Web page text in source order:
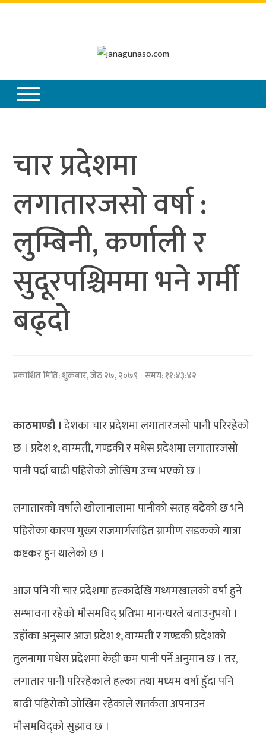
चार प्रदेशमा
लगातारजसो वर्षा :
लुम्बिनी, कर्णाली र
सुदूरपश्चिममा भने गर्मी
बढ्दो
प्रकाशित मिति:शुक्रबार, जेठ २७, २०७९ समय: ११:४३:४२
काठमाण्डौ ।देशका चार प्रदेशमा लगातारजसो पानी परिरहेको
छ । प्रदेश १, वाग्मती, गण्डकी र मधेस प्रदेशमा लगातारजसो
पानी पर्दा बाढी पहिरोको जोखिम उच्च भएको छ ।
लगातारको वर्षाले खोलानालामा पानीको सतह बढेको छ भने
पहिरोका कारण मुख्य राजमार्गसहित ग्रामीण सडकको यात्रा
कष्टकर हुन थालेको छ ।
आज पनि यी चार प्रदेशमा हल्कादेखि मध्यमखालको वर्षा हुने
सम्भावना रहेको मौसमविद् प्रतिभा मानन्धरले बताउनुभयो ।
उहाँका अनुसार आज प्रदेश १, वाग्मती र गण्डकी प्रदेशको
तुलनामा मधेस प्रदेशमा केही कम पानी पर्ने अनुमान छ । तर,
लगातार पानी परिरहेकाले हल्का तथा मध्यम वर्षा हुँदा पनि
बाढी पहिरोको जोखिम रहेकाले सतर्कता अपनाउन
मौसमविद्को सुझाव छ ।